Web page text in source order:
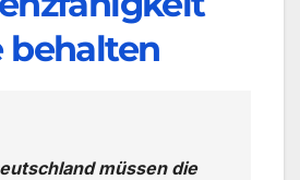
behalten
müssen die